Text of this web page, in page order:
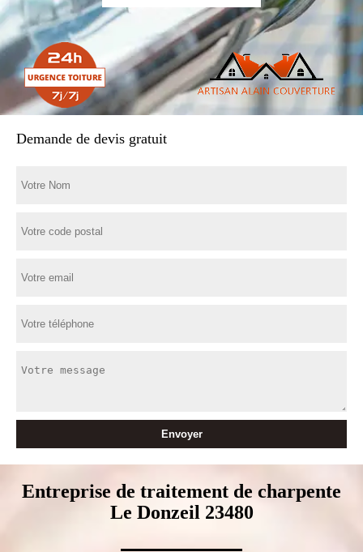
Demande de devis gratuit
Entreprise de traitement de charpente
Le Donzeil 23480